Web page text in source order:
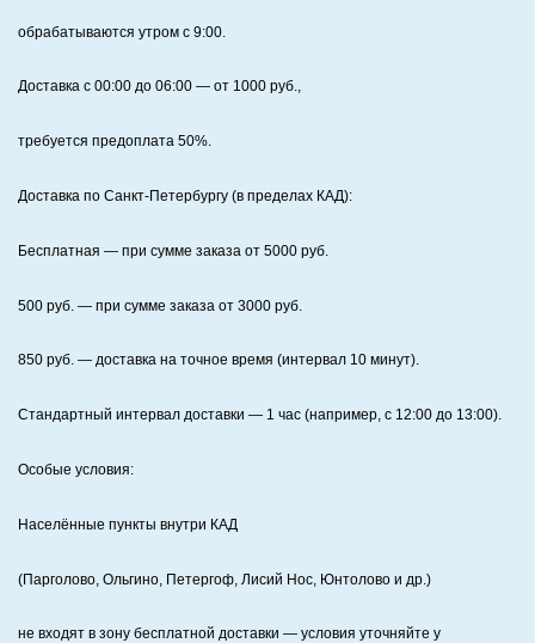
обрабатываются утром с 9:00.
Доставка с 00:00 до 06:00 — от 1000 руб.,
требуется предоплата 50%.
Доставка по Санкт‑Петербургу (в пределах КАД):
Бесплатная — при сумме заказа от 5000 руб.
500 руб. — при сумме заказа от 3000 руб.
850 руб. — доставка на точное время (интервал 10 минут).
Стандартный интервал доставки — 1 час (например, с 12:00 до 13:00).
Особые условия:
Населённые пункты внутри КАД
(Парголово, Ольгино, Петергоф, Лисий Нос, Юнтолово и др.)
не входят в зону бесплатной доставки — условия уточняйте у